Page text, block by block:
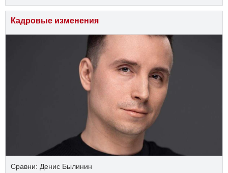
Кадровые изменения
Сравни: Денис Былинин